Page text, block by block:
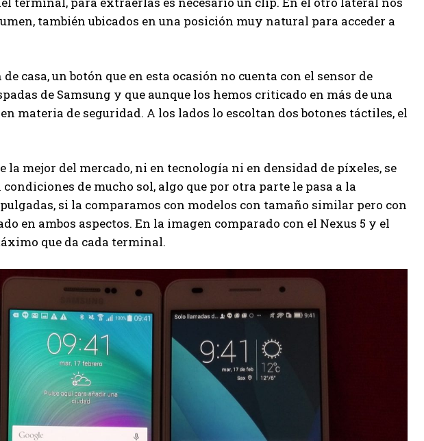
también ubicados en una posición muy natural para acceder a
casa, un botón que en esta ocasión no cuenta con el sensor de
de Samsung y que aunque los hemos criticado en más de una
materia de seguridad. A los lados lo escoltan dos botones táctiles, el
la mejor del mercado, ni en tecnología ni en densidad de píxeles, se
de mucho sol, algo que por otra parte le pasa a la
si la comparamos con modelos con tamaño similar pero con
en ambos aspectos. En la imagen comparado con el Nexus 5 y el
que da cada terminal.